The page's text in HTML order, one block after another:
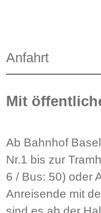
Anfahrt
Mit
Ab Bahnhof
Nr.1 bis zur
6 / Bus: 50) oder
Anreisende mit